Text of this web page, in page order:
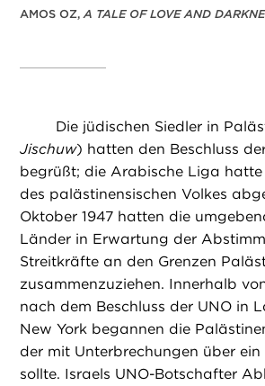
AMOS OZ,A TALE OF LOVE AND
Die jüdischen Siedler in
Jischuw) hatten den Beschluss
begrüßt; die Arabische Liga
des palästinensischen Volkes
Oktober 1947 hatten die
Länder in Erwartung der
Streitkräfte an den Grenzen
zusammenzuziehen. Innerhalb
nach dem Beschluss der UNO in
New York begannen die
der mit Unterbrechungen über
sollte. Israels UNO-Botschafter